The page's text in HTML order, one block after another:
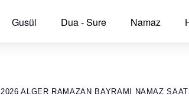
Gusül Dua - Sure Namaz
2026 ALGER RAMAZAN BAYRAMI NAMAZ